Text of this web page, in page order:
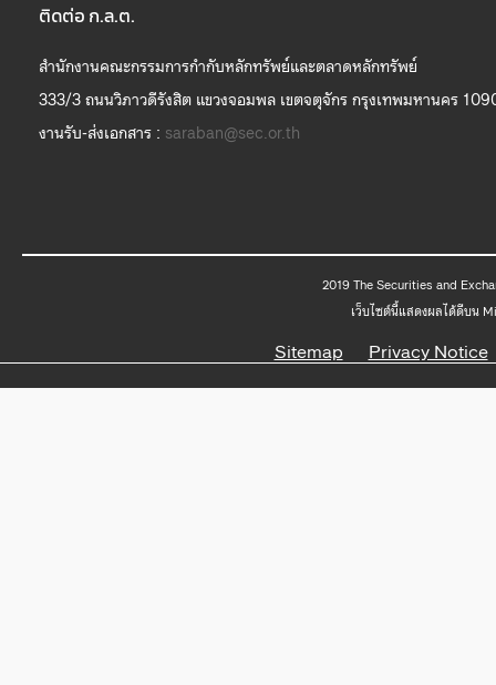
ติดต่อ ก.ล.ต.
สำนักงานคณะกรรมการกำกับหลักทรัพย์และตลาดหลักทรัพย์
333/3 ถนนวิภาวดีรังสิต แขวงจอมพล เขตจตุจักร กรุงเทพมหานคร
งานรับ-ส่งเอกสาร : saraban@sec.or.th
2019
เว็บไซต์นี้แสดงผลได้ดีบน
Sitemap Privacy Notice